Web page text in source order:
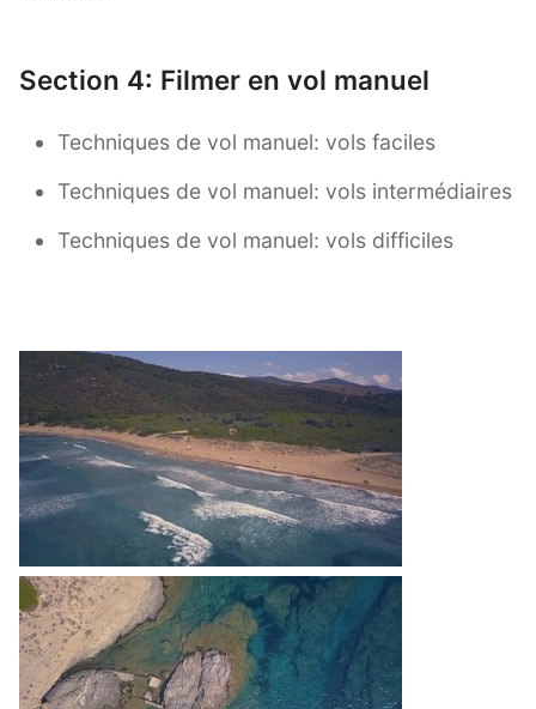
Section 4: Filmer en vol manuel
Techniques de vol manuel: vols faciles
Techniques de vol manuel: vols intermédiaires
Techniques de vol manuel: vols difficiles